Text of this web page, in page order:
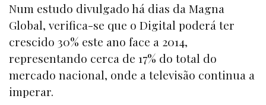
Num estudo divulgado há dias da Magna
Global, verifica-se que o Digital poderá ter
crescido 30% este ano face a 2014,
representando cerca de 17% do total do
mercado nacional, onde a televisão continua a
imperar.